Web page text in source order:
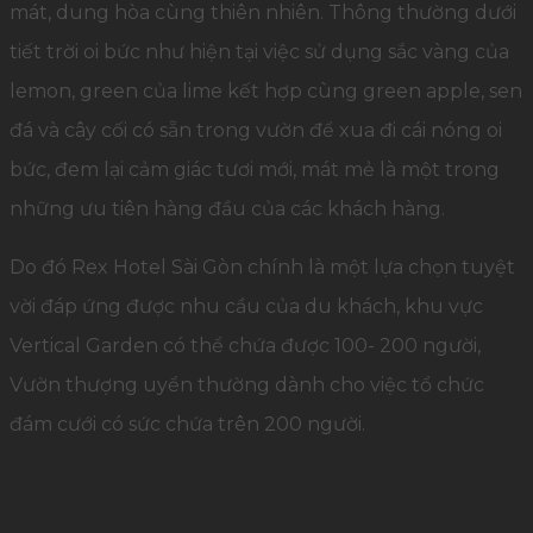
mát, dung hòa cùng thiên nhiên. Thông thường dưới
tiết trời oi bức như hiện tại việc sử dụng sắc vàng của
lemon, green của lime kết hợp cùng green apple, sen
đá và cây cối có sẵn trong vườn để xua đi cái nóng oi
bức, đem lại cảm giác tươi mới, mát mẻ là một trong
những ưu tiên hàng đầu của các khách hàng.
Do đó Rex Hotel Sài Gòn chính là một lựa chọn tuyệt
vời đáp ứng được nhu cầu của du khách, khu vực
Vertical Garden có thể chứa được 100- 200 người,
Vườn thượng uyển thường dành cho việc tổ chức
đám cưới có sức chứa trên 200 người.